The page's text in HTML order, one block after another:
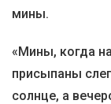
мины.
«Мины, когда
присыпаны
солнце, а